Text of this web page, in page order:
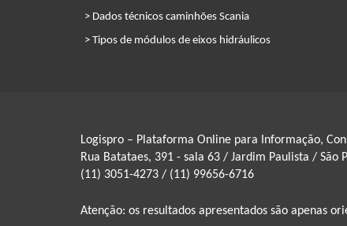
> Dados técnicos caminhões Scania
> Tipos de módulos de eixos hidráulicos
Logispro – Plataforma Online para Informação,
Rua Batataes, 391 - sala 63 / Jardim Paulista / São
(11) 3051-4273 / (11) 99656-6716
Atenção: os resultados apresentados são apenas